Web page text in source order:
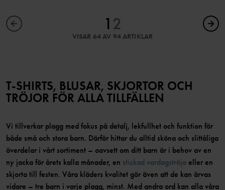
1 2
VISAR 64 AV 94 ARTIKLAR
T-SHIRTS, BLUSAR, SKJORTOR OCH
TRÖJOR FÖR ALLA TILLFÄLLEN
Vi tillverkar plagg med fokus på detalj, lekfullhet och funktion för
både små och stora barn. Därför hittar du alltid sköna och slittåliga
överdelar i vårt sortiment – oavsett om ditt barn är i behov av en
ny jacka för årets kalla månader, en stickad vardagströja eller en
skjorta till festen. Våra kläders kvalitet gör även att de kan ärvas
vidare – tre barn i varje plagg, minst. Med andra ord kan alla våra